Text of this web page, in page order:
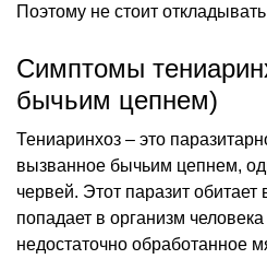
Поэтому не стоит
Симптомы
бычьим цепнем)
Тениаринхоз – это
вызванное бычьим цепнем,
червей. Этот паразит обитает
попадает в организм
недостаточно обработанное